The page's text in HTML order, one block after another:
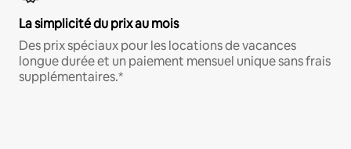
La simplicité du prix au mois
Des prix spéciaux pour les locations de vacances
longue durée et un paiement mensuel unique sans frais
supplémentaires.*